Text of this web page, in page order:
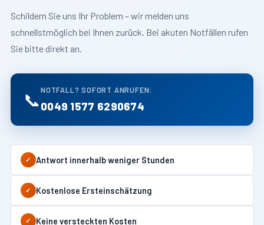
Schildern Sie uns Ihr Problem – wir melden uns
schnellstmöglich bei Ihnen zurück. Bei akuten Notfällen rufen
Sie bitte direkt an.
📞 NOTFALL? SOFORT ANRUFEN:
0049 1577 6290674
✓ Antwort innerhalb weniger Stunden
✓ Kostenlose Ersteinschätzung
✓ Keine versteckten Kosten